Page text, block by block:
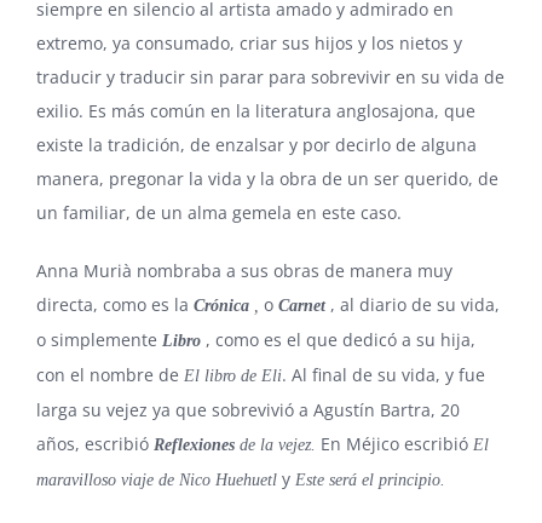
siempre en silencio al artista amado y admirado en
extremo, ya consumado, criar sus hijos y los nietos y
traducir y traducir sin parar para sobrevivir en su vida de
exilio. Es más común en la literatura anglosajona, que
existe la tradición, de enzalsar y por decirlo de alguna
manera, pregonar la vida y la obra de un ser querido, de
un familiar, de un alma gemela en este caso.
Anna Murià nombraba a sus obras de manera muy
directa, como es la Crónica o Carnet , al diario de su vida,
o simplemente Libro , como es el que dedicó a su hija,
con el nombre de El libro de Eli. Al final de su vida, y fue
larga su vejez ya que sobrevivió a Agustín Bartra, 20
años, escribió Reflexiones de la vejez. En Méjico escribió El
maravilloso viaje de Nico Huehuetl y Este será el principio.